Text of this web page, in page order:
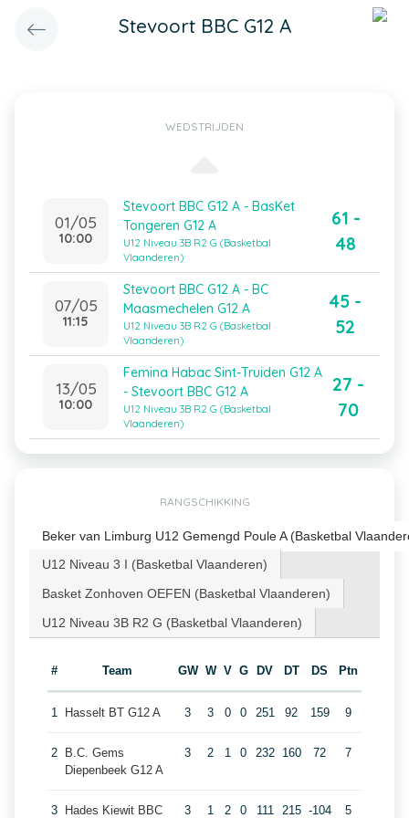
Stevoort BBC G12 A
WEDSTRIJDEN
01/05
10:00
Stevoort BBC G12 A - BasKet
Tongeren G12 A
U12 Niveau 3B R2 G (Basketbal
Vlaanderen)
61 -
48
07/05
11:15
Stevoort BBC G12 A - BC
Maasmechelen G12 A
U12 Niveau 3B R2 G (Basketbal
Vlaanderen)
45 -
52
13/05
10:00
Femina Habac Sint-Truiden G12 A
- Stevoort BBC G12 A
U12 Niveau 3B R2 G (Basketbal
Vlaanderen)
27 -
70
RANGSCHIKKING
Beker van Limburg U12 Gemengd Poule A (Basketbal
U12 Niveau 3 I (Basketbal Vlaanderen)
Basket Zonhoven OEFEN (Basketbal Vlaanderen)
U12 Niveau 3B R2 G (Basketbal Vlaanderen)
# Team GW W V G DV DT DS Ptn
1 Hasselt BT G12 A 3 3 0 0 251 92 159 9
2
B.C. Gems
Diepenbeek G12 A
3 2 1 0 232 160 72 7
3 Hades Kiewit BBC 3 1 2 0 111 215 -104 5